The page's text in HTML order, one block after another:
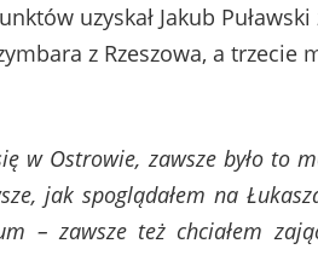
uzyskał Jakub
z Rzeszowa, a trzecie
w Ostrowie, zawsze było to
jak spoglądałem na
– zawsze też chciałem